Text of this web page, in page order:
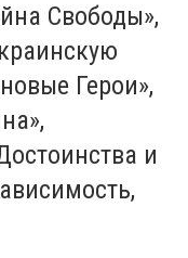
Свободы»,
Герои»,
и